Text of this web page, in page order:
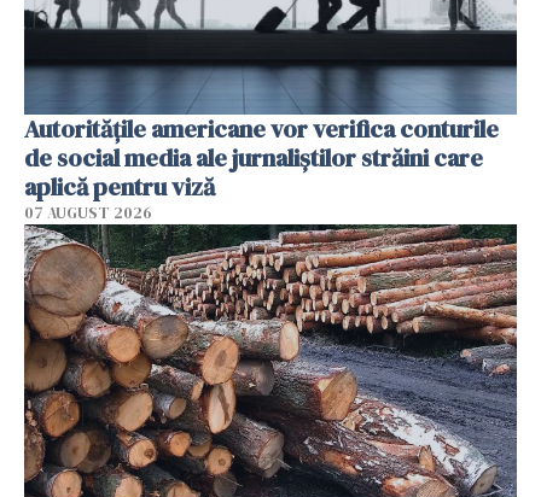
Autorităţile americane vor verifica conturile
de social media ale jurnaliştilor străini care
aplică pentru viză
07 AUGUST 2026